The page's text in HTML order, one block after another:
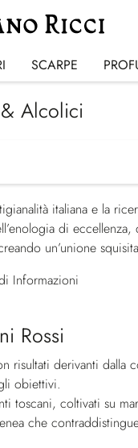
SCARPE
Alcolici
italiana e la
di
un’unione
Informazioni
Rossi
derivanti dalla
obiettivi.
toscani, coltivati su
che